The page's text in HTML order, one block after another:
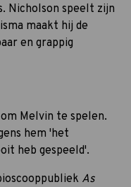
Nicholson speelt zijn
maakt hij de
en grappig
Melvin te spelen.
hem 'het
heb gespeeld'.
As